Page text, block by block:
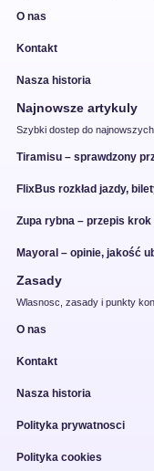
O nas
Kontakt
Nasza historia
Najnowsze artykuly
Szybki dostep do
Tiramisu – sprawdzony
FlixBus rozkład jazdy,
Zupa rybna – przepis
Mayoral – opinie, jakość
Zasady
Wlasnosc, zasady i punkty
O nas
Kontakt
Nasza historia
Polityka prywatnosci
Polityka cookies